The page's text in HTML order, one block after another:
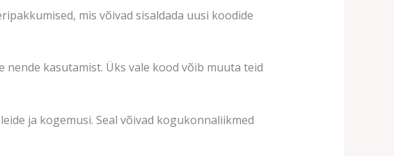
mis võivad sisaldada uusi koodide
kasutamist. Üks vale kood võib muuta teid
ja kogemusi. Seal võivad kogukonnaliikmed